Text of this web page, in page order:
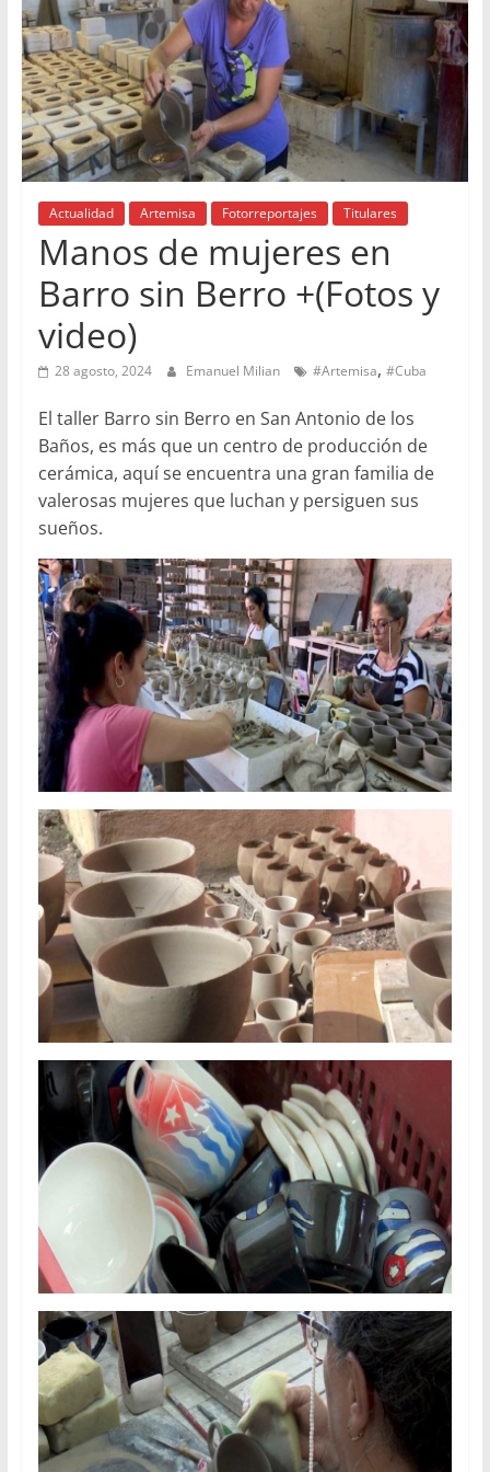
Actualidad Artemisa Fotorreportajes Titulares
Manos de mujeres en
Barro sin Berro +(Fotos y
video)
28 agosto, 2024 Emanuel Milian #Artemisa, #Cuba
El taller Barro sin Berro en San Antonio de los
Baños, es más que un centro de producción de
cerámica, aquí se encuentra una gran familia de
valerosas mujeres que luchan y persiguen sus
sueños.